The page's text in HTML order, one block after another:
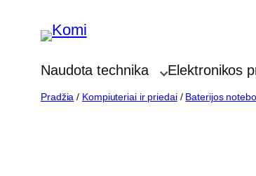
Naudota technika Elektronikos
Pradžia / Kompiuteriai ir priedai/ Baterijos